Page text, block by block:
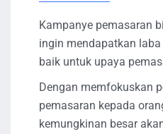
Kampanye pemasaran
ingin mendapatkan
baik untuk upaya
Dengan memfokuskan
pemasaran kepada
kemungkinan besar